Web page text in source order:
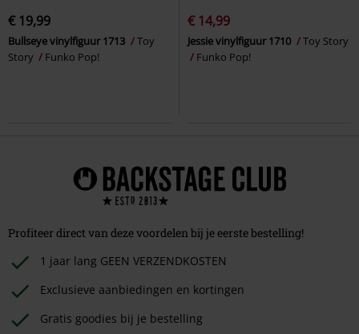
€ 19,99
Bullseye vinylfiguur 1713
Toy
Story
Funko Pop!
€ 14,99
Jessie vinylfiguur 1710
Toy Story
Funko Pop!
Profiteer direct van deze voordelen bij je eerste bestelling!
1 jaar lang GEEN VERZENDKOSTEN
Exclusieve aanbiedingen en kortingen
Gratis goodies bij je bestelling